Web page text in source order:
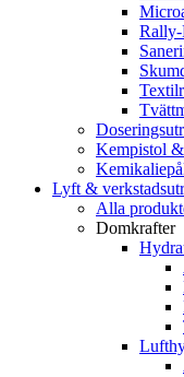
Rally-
Kempistol
Lyft &
Alla
Domkrafter